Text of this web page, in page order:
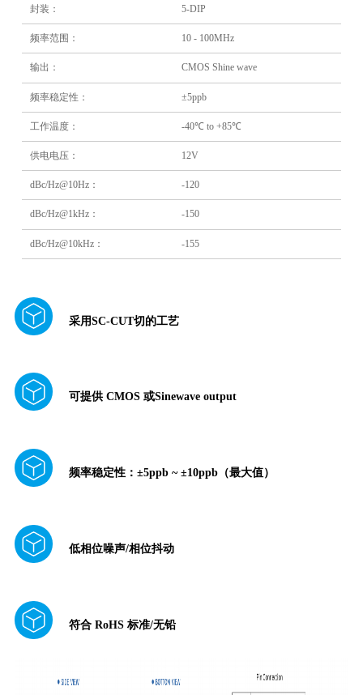
封装： 5-DIP
频率范围： 10 - 100MHz
输出： CMOS Shine wave
频率稳定性： ±5ppb
工作温度： -40℃ to +85℃
供电电压： 12V
dBc/Hz@10Hz： -120
dBc/Hz@1kHz： -150
dBc/Hz@10kHz： -155
采用SC-CUT切的工艺
可提供 CMOS 或Sinewave output
频率稳定性：±5ppb ~ ±10ppb（最大值）
低相位噪声/相位抖动
符合 RoHS 标准/无铅